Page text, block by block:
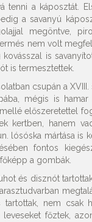
tenni a káposztát.
a savanyú
megöntve,
nem volt
is
is termesztettek.
csupán a
mégis is
előszeretettel
kertben, hanem
lósóska mártása
fontos
a gombák.
és disznót
nem csak
főztek,